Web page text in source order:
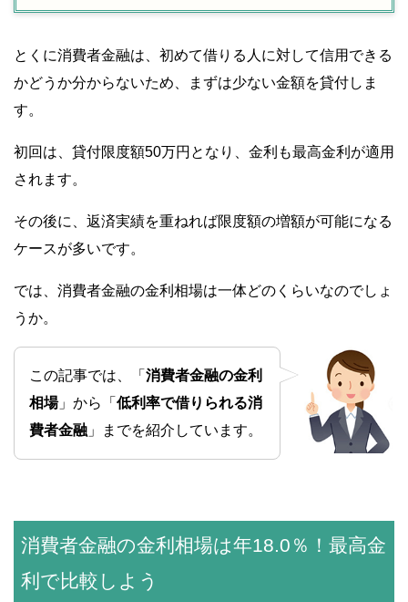
とくに消費者金融は、初めて借りる人に対して信用できる
かどうか分からないため、まずは少ない金額を貸付しま
す。
初回は、貸付限度額50万円となり、金利も最高金利が適用
されます。
その後に、返済実績を重ねれば限度額の増額が可能になる
ケースが多いです。
では、消費者金融の金利相場は一体どのくらいなのでしょ
うか。
この記事では、「 消費者金融の金利
相場」から「 低利率で借りられる消
費者金融 」までを紹介しています。
消費者金融の金利相場は年18.0％！最高金
利で比較しよう